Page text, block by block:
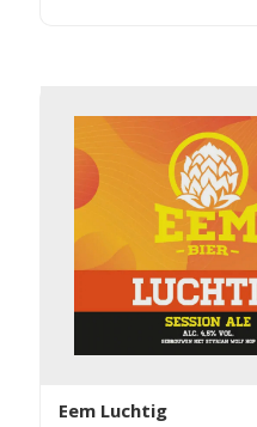
Eem Luchtig